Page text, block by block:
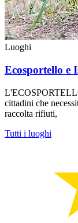
Luoghi
Ecosportello e
cittadini che
raccolta rifiuti,
Tutti i luoghi